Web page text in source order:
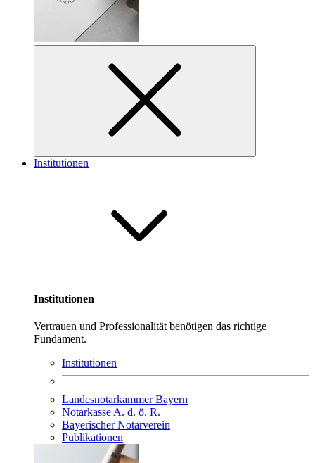
Institutionen
Institutionen
Vertrauen und Professionalität benötigen das richtige
Fundament.
Institutionen
Landesnotarkammer Bayern
Notarkasse A. d. ö. R.
Bayerischer Notarverein
Publikationen